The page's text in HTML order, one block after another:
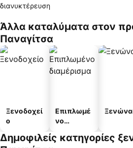
διανυκτέρευση
Άλλα καταλύματα στον
Παναγίτσα
Ξενοδοχεί
ο
Επιπλωμέ
νο
α
Δημοφιλείς κατηγορίες